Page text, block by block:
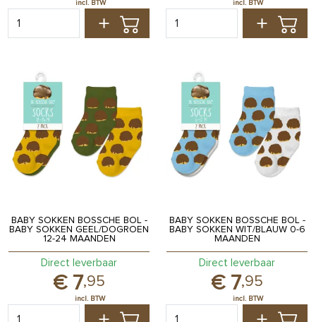
BABY SOKKEN BOSSCHE BOL -
BABY SOKKEN GEEL/DOGROEN
12-24 MAANDEN
7,95
Direct leverbaar
BABY SOKKEN BOSSCHE BOL -
BABY SOKKEN WIT/BLAUW 0-6
MAANDEN
7,95
Direct leverbaar